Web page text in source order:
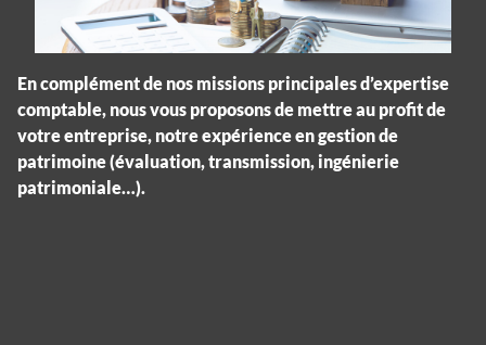
En complément de nos missions principales d’expertise
comptable, nous vous proposons de mettre au profit de
votre entreprise, notre expérience en gestion de
patrimoine (évaluation, transmission, ingénierie
patrimoniale…).